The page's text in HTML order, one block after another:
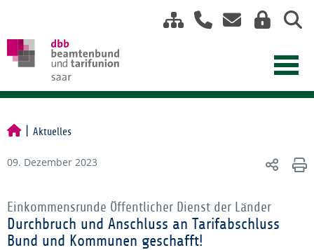
Aktuelles
09. Dezember 2023
Einkommensrunde Öffentlicher Dienst der Länder
Durchbruch und Anschluss an Tarifabschluss
Bund und Kommunen geschafft!